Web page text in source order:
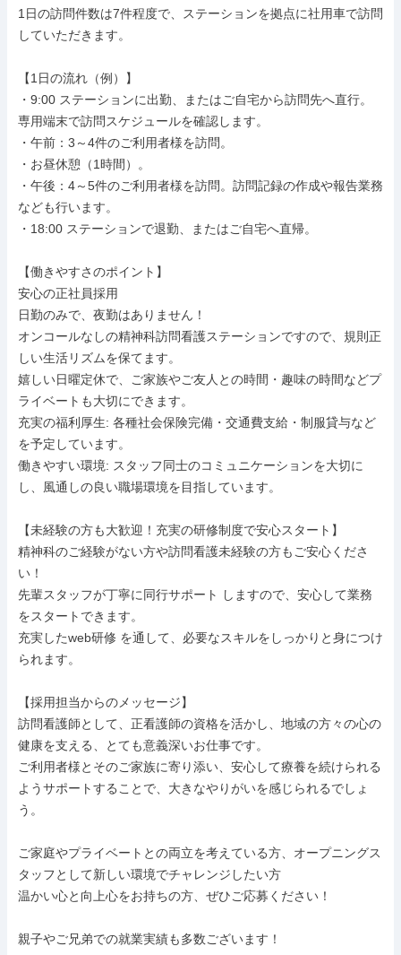
1日の訪問件数は7件程度で、ステーションを拠点に社用車で訪問
していただきます。
【1日の流れ（例）】
・9:00 ステーションに出勤、またはご自宅から訪問先へ直行。
専用端末で訪問スケジュールを確認します。
・午前：3～4件のご利用者様を訪問。
・お昼休憩（1時間）。
・午後：4～5件のご利用者様を訪問。訪問記録の作成や報告業務
なども行います。
・18:00 ステーションで退勤、またはご自宅へ直帰。
【働きやすさのポイント】
安心の正社員採用
日勤のみで、夜勤はありません！
オンコールなしの精神科訪問看護ステーションですので、規則正
しい生活リズムを保てます。
嬉しい日曜定休で、ご家族やご友人との時間・趣味の時間などプ
ライベートも大切にできます。
充実の福利厚生: 各種社会保険完備・交通費支給・制服貸与など
を予定しています。
働きやすい環境: スタッフ同士のコミュニケーションを大切に
し、風通しの良い職場環境を目指しています。
【未経験の方も大歓迎！充実の研修制度で安心スタート】
精神科のご経験がない方や訪問看護未経験の方もご安心くださ
い！
先輩スタッフが丁寧に同行サポート しますので、安心して業務
をスタートできます。
充実したweb研修 を通して、必要なスキルをしっかりと身につけ
られます。
【採用担当からのメッセージ】
訪問看護師として、正看護師の資格を活かし、地域の方々の心の
健康を支える、とても意義深いお仕事です。
ご利用者様とそのご家族に寄り添い、安心して療養を続けられる
ようサポートすることで、大きなやりがいを感じられるでしょ
う。
ご家庭やプライベートとの両立を考えている方、オープニングス
タッフとして新しい環境でチャレンジしたい方
温かい心と向上心をお持ちの方、ぜひご応募ください！
親子やご兄弟での就業実績も多数ございます！